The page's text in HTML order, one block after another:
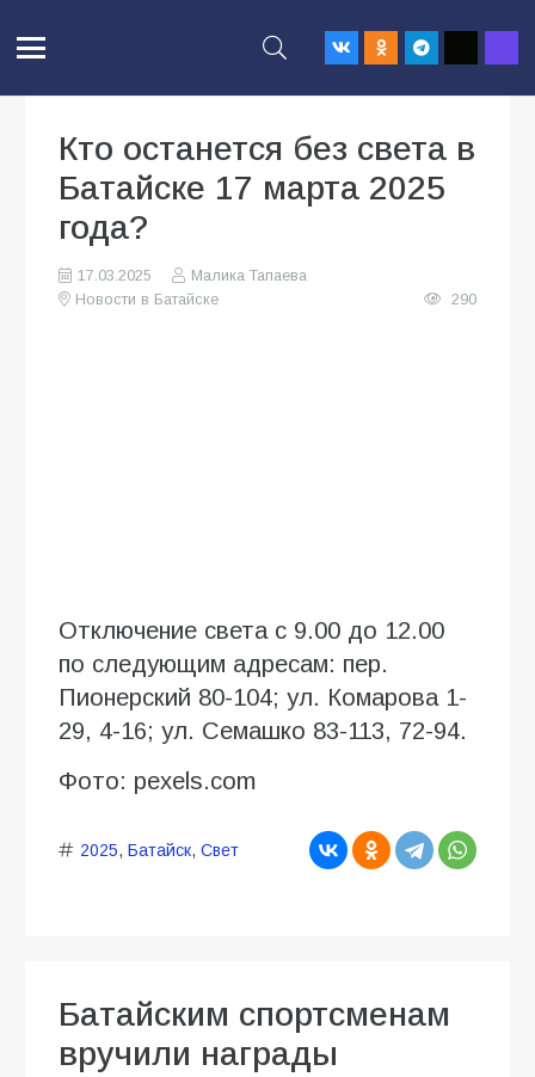
Кто останется без света в
Батайске 17 марта 2025
года?
17.03.2025
Малика Тапаева
Новости в Батайске
290
Отключение света с 9.00 до 12.00
по следующим адресам: пер.
Пионерский 80-104; ул. Комарова 1-
29, 4-16; ул. Семашко 83-113, 72-94.
Фото: pexels.com
2025, Батайск, Свет
Батайским спортсменам
вручили награды